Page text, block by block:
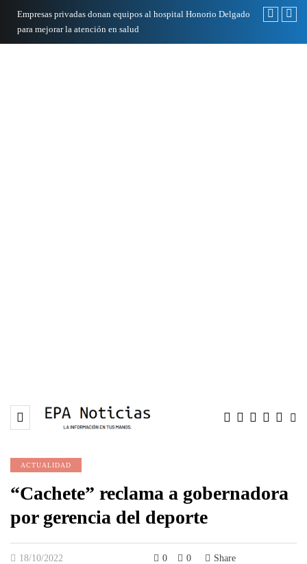
Empresas privadas donan equipos al hospital Honorio Delgado
para mejorar la atención en salud
Cambio de
ACTUALIDAD
“Cachete” reclama a gobernadora
por gerencia del deporte
18/10/2022 0 0 Share